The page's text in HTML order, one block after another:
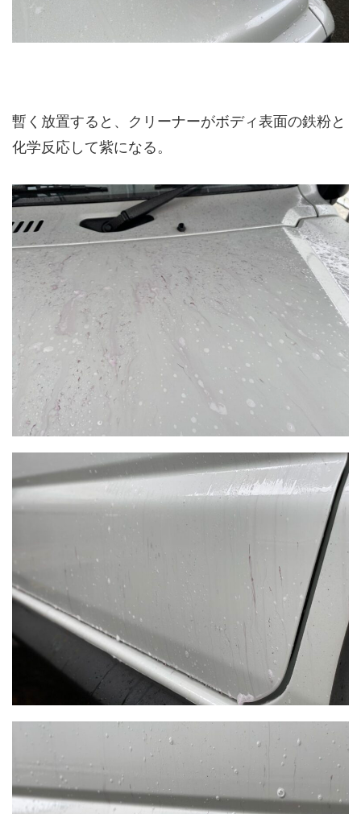
暫く放置すると、クリーナーがボディ表面の鉄粉と
化学反応して紫になる。